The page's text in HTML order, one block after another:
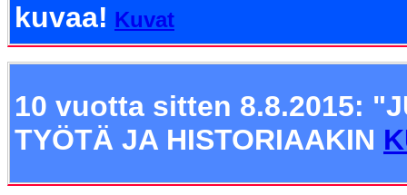
kuvaa! Kuvat
10 vuotta sitten 8.8.2015: "
TYÖTÄ JA HISTORIAAKIN